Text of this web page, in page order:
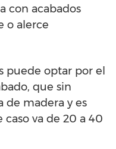
con acabados
o alerce
puede optar por el
que sin
de madera y es
caso va de 20 a 40